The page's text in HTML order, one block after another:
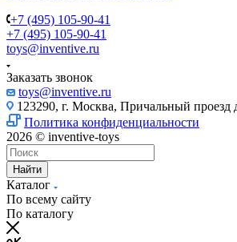
+7 (495) 105-90-41
+7 (495) 105-90-41
toys@inventive.ru
Заказать звонок
toys@inventive.ru
123290, г. Москва, Причальный проезд
Политика конфиденциальности
2026 © inventive-toys
Найти
Каталог
По всему сайту
По каталогу